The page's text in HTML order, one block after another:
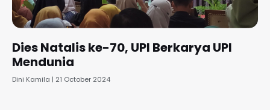
Dies Natalis ke-70, UPI Berkarya UPI
Mendunia
Dini Kamila 21 October 2024